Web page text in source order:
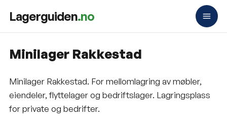
Lagerguiden.no
Minilager Rakkestad
Minilager Rakkestad. For mellomlagring av møbler,
eiendeler, flyttelager og bedriftslager. Lagringsplass
for private og bedrifter.